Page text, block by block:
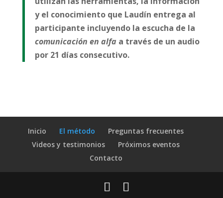
y el conocimiento que Laudín entrega al
participante incluyendo la escucha de la
comunicación en alfa a través de un audio
por 21 días consecutivo.
Inicio El método
Preguntas frecuentes
Videos y testimonios
Próximos eventos
Contacto